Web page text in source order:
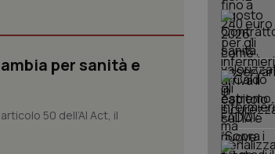
per sanità e
50 dell’AI Act, il
di base quali la navigazione sulle pagine